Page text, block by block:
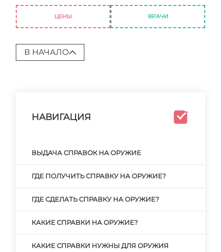
ЦЕНЫ ВРАЧИ
В НАЧАЛО
НАВИГАЦИЯ
ВЫДАЧА СПРАВОК НА ОРУЖИЕ
ГДЕ ПОЛУЧИТЬ СПРАВКУ НА ОРУЖИЕ?
ГДЕ СДЕЛАТЬ СПРАВКУ НА ОРУЖИЕ?
КАКИЕ СПРАВКИ НА ОРУЖИЕ?
КАКИЕ СПРАВКИ НУЖНЫ ДЛЯ ОРУЖИЯ